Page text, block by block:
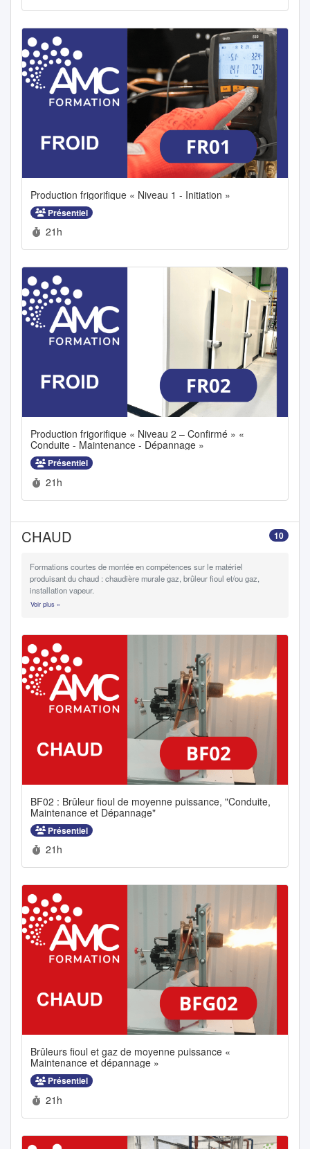
Production frigorifique « Niveau 1 - Initiation »
Présentiel
Durée :
21h
Production frigorifique « Niveau 2 – Confirmé » «
Conduite - Maintenance - Dépannage »
Présentiel
Durée :
21h
CHAUD 10
Formations courtes de montée en compétences sur le matériel
produisant du chaud : chaudière murale gaz, brûleur fioul et/ou gaz,
installation vapeur.
Voir plus »
BF02 : Brûleur fioul de moyenne puissance, "Conduite,
Maintenance et Dépannage"
Présentiel
Durée :
21h
Brûleurs fioul et gaz de moyenne puissance «
Maintenance et dépannage »
Présentiel
Durée :
21h